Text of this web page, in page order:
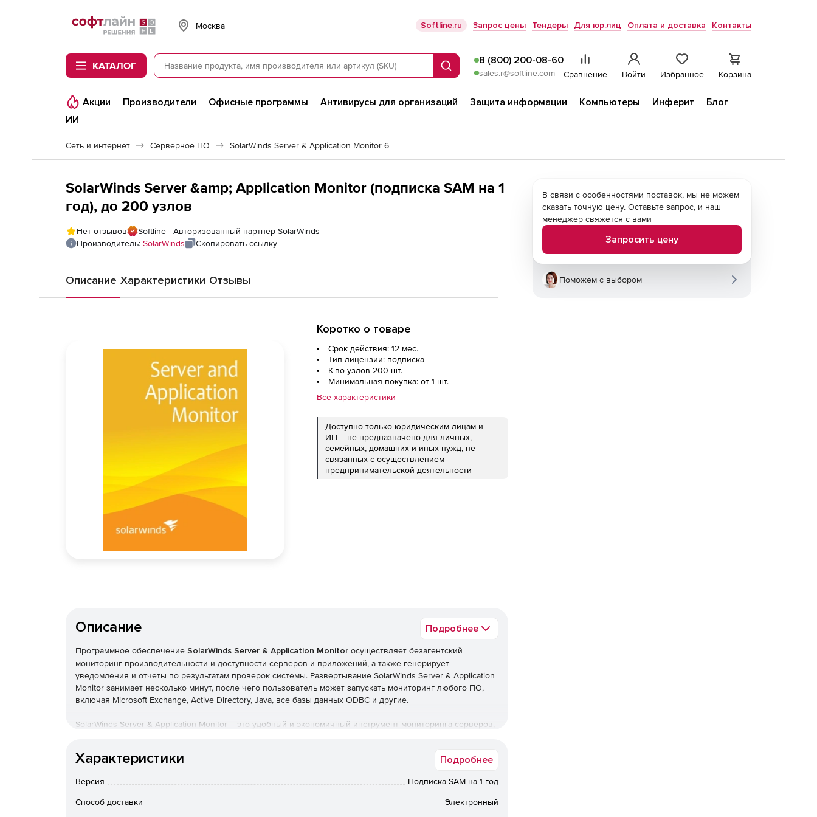
Softline
Москва Softline.ru Запрос цены Тендеры Для юр.лиц Оплата и доставка Контакты
КАТАЛОГ Поиск
8 (800) 200-08-60
sales.r@softline.com Сравнение Войти Избранное Корзина
Акции Производители Офисные программы Антивирусы для организаций Защита информации Компьютеры Инферит
Блог
ИИ
Сеть и интернет Серверное ПО SolarWinds Server & Application Monitor 6
SolarWinds Server &amp; Application Monitor (подписка SAM на 1
год), до 200 узлов
Нет отзывов
Softline - Авторизованный партнер SolarWinds
Производитель: SolarWinds Скопировать ссылку
Описание Характеристики Отзывы
Коротко о товаре
Срок действия: 12 мес.
Тип лицензии: подписка
К-во узлов 200 шт.
Минимальная покупка: от 1 шт.
Все характеристики
Доступно только юридическим лицам и
ИП – не предназначено для личных,
семейных, домашних и иных нужд, не
связанных с осуществлением
предпринимательской деятельности
Описание Подробнее
Программное обеспечение SolarWinds Server & Application Monitor осуществляет безагентский
мониторинг производительности и доступности серверов и приложений, а также генерирует
уведомления и отчеты по результатам проверок системы. Развертывание SolarWinds Server & Application
Monitor занимает несколько минут, после чего пользователь может запускать мониторинг любого ПО,
включая Microsoft Exchange, Active Directory, Java, все базы данных ODBC и другие.
SolarWinds Server & Application Monitor – это удобный и экономичный инструмент мониторинга серверов,
актуальные данные о протекающих процессах, статусе оборудования и т. п.
Всеобъемлющий мониторинг серверов и приложений. Решение запускает заранее преднастроенные
Характеристики Подробнее
Версия Подписка SAM на 1 год
Способ доставки Электронный
В связи с особенностями поставок, мы не можем
сказать точную цену. Оставьте запрос, и наш
менеджер свяжется с вами
Запросить цену
Поможем с выбором